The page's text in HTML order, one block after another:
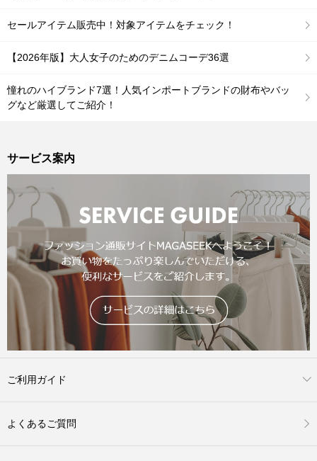
セールアイテム販売中！対象アイテムをチェック！
【2026年版】大人女子のためのデニムコーデ36選
憧れのハイブランド7選！人気インポートブランドの財布やバッ
グなど厳選してご紹介！
サービス案内
ご利用ガイド
よくあるご質問